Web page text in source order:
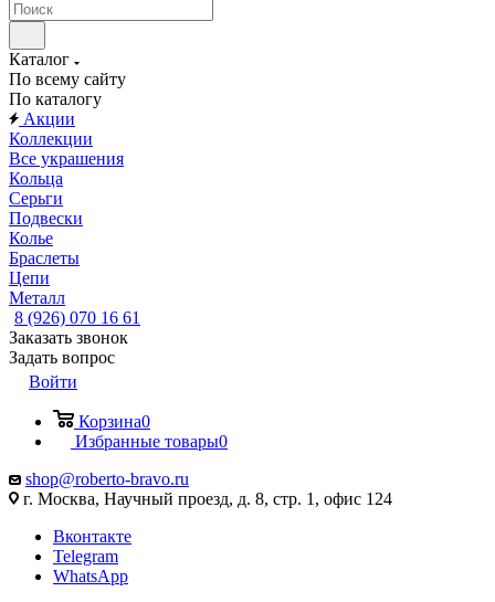
Каталог
По всему сайту
По каталогу
Акции
Коллекции
Все украшения
Кольца
Серьги
Подвески
Колье
Браслеты
Цепи
Металл
8 (926) 070 16 61
Заказать звонок
Задать вопрос
Войти
Корзина0
Избранные товары0
shop@roberto-bravo.ru
г. Москва, Научный проезд, д. 8, стр. 1, офис 124
Вконтакте
Telegram
WhatsApp